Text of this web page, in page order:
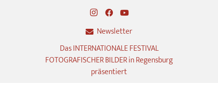
Newsletter
Das INTERNATIONALE FESTIVAL
FOTOGRAFISCHER BILDER in Regensburg
präsentiert